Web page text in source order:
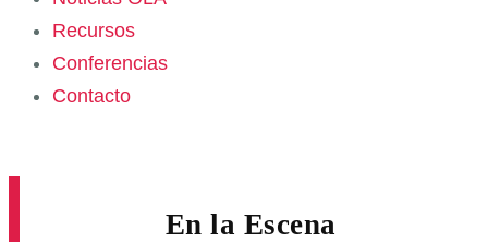
Recursos
Conferencias
Contacto
En la Escena